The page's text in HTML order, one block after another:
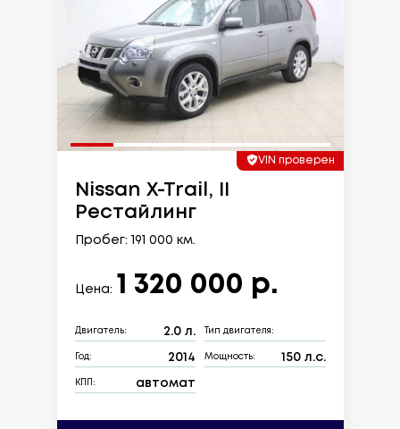
VIN проверен
Nissan X-Trail, II
Рестайлинг
Пробег: 191 000 км.
Цена: 1 320 000 р.
Двигатель: 2.0 л. Тип двигателя:
Год: 2014 Мощность: 150 л.с.
КПП: автомат